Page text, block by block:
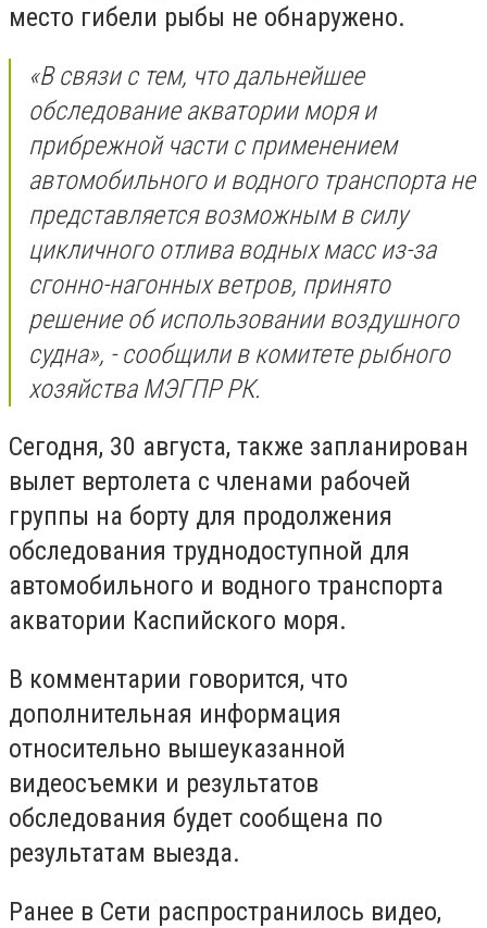
место гибели рыбы не обнаружено.
«В связи с тем, что дальнейшее
обследование акватории моря и
прибрежной части с применением
автомобильного и водного транспорта не
представляется возможным в силу
цикличного отлива водных масс из-за
сгонно-нагонных ветров, принято
решение об использовании воздушного
судна», - сообщили в комитете рыбного
хозяйства МЭГПР РК.
Сегодня, 30 августа, также запланирован
вылет вертолета с членами рабочей
группы на борту для продолжения
обследования труднодоступной для
автомобильного и водного транспорта
акватории Каспийского моря.
В комментарии говорится, что
дополнительная информация
относительно вышеуказанной
видеосъемки и результатов
обследования будет сообщена по
результатам выезда.
Ранее в Сети распространилось видео,